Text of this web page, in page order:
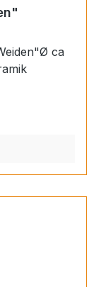
ca